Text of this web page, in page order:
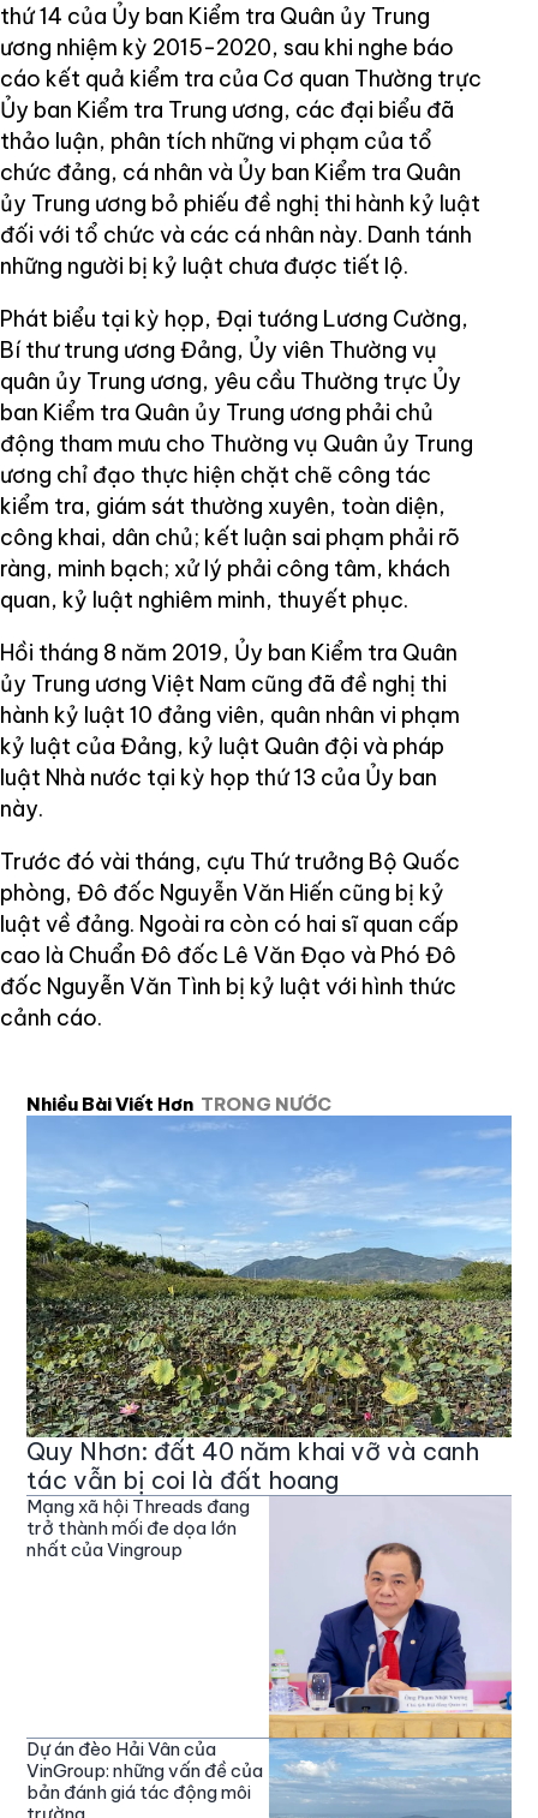
thứ 14 của Ủy ban Kiểm tra Quân ủy Trung
ương nhiệm kỳ 2015-2020, sau khi nghe báo
cáo kết quả kiểm tra của Cơ quan Thường trực
Ủy ban Kiểm tra Trung ương, các đại biểu đã
thảo luận, phân tích những vi phạm của tổ
chức đảng, cá nhân và Ủy ban Kiểm tra Quân
ủy Trung ương bỏ phiếu đề nghị thi hành kỷ luật
đối với tổ chức và các cá nhân này. Danh tánh
những người bị kỷ luật chưa được tiết lộ.
Phát biểu tại kỳ họp, Đại tướng Lương Cường,
Bí thư trung ương Đảng, Ủy viên Thường vụ
quân ủy Trung ương, yêu cầu Thường trực Ủy
ban Kiểm tra Quân ủy Trung ương phải chủ
động tham mưu cho Thường vụ Quân ủy Trung
ương chỉ đạo thực hiện chặt chẽ công tác
kiểm tra, giám sát thường xuyên, toàn diện,
công khai, dân chủ; kết luận sai phạm phải rõ
ràng, minh bạch; xử lý phải công tâm, khách
quan, kỷ luật nghiêm minh, thuyết phục.
Hồi tháng 8 năm 2019, Ủy ban Kiểm tra Quân
ủy Trung ương Việt Nam cũng đã đề nghị thi
hành kỷ luật 10 đảng viên, quân nhân vi phạm
kỷ luật của Đảng, kỷ luật Quân đội và pháp
luật Nhà nước tại kỳ họp thứ 13 của Ủy ban
này.
Trước đó vài tháng, cựu Thứ trưởng Bộ Quốc
phòng, Đô đốc Nguyễn Văn Hiến cũng bị kỷ
luật về đảng. Ngoài ra còn có hai sĩ quan cấp
cao là Chuẩn Đô đốc Lê Văn Đạo và Phó Đô
đốc Nguyễn Văn Tình bị kỷ luật với hình thức
cảnh cáo.
Nhiều Bài Viết Hơn TRONG NƯỚC
Quy Nhơn: đất 40 năm khai vỡ và canh
tác vẫn bị coi là đất hoang
Mạng xã hội Threads đang
trở thành mối đe dọa lớn
nhất của Vingroup
Dự án đèo Hải Vân của
VinGroup: những vấn đề của
bản đánh giá tác động môi